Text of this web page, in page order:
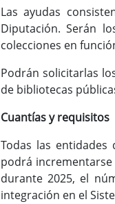
Las ayudas
Diputación. Serán
colecciones en
Podrán solicitarlas
de bibliotecas
Cuantías y requisitos
Todas las
podrá
durante 2025, el
integración en el